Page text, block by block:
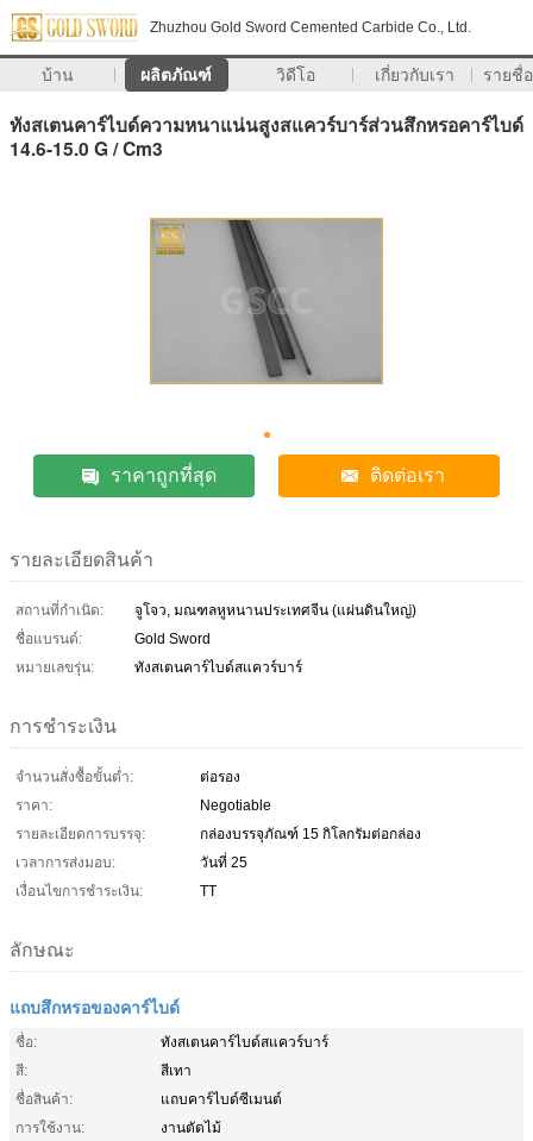
Zhuzhou Gold Sword Cemented Carbide Co., Ltd.
บ้าน ผลิตภัณฑ์ วิดีโอ เกี่ยวกับเรา รายชื่
ทังสเตนคาร์ไบด์ความหนาแน่นสูงสแควร์บาร์ส่วนสึกหรอคาร์ไบด์
14.6-15.0 G / Cm3
ราคาถูกที่สุด ติดต่อเรา
รายละเอียดสินค้า
สถานที่กำเนิด:
จูโจว, มณฑลหูหนานประเทศจีน (แผ่นดินใหญ่)
ชื่อแบรนด์:
Gold Sword
หมายเลขรุ่น:
ทังสเตนคาร์ไบด์สแควร์บาร์
การชำระเงิน
จำนวนสั่งซื้อขั้นต่ำ:
ต่อรอง
ราคา:
Negotiable
รายละเอียดการบรรจุ:
กล่องบรรจุภัณฑ์ 15 กิโลกรัมต่อกล่อง
เวลาการส่งมอบ:
วันที่ 25
เงื่อนไขการชำระเงิน:
TT
ลักษณะ
แถบสึกหรอของคาร์ไบด์
ชื่อ:
ทังสเตนคาร์ไบด์สแควร์บาร์
สี:
สีเทา
ชื่อสินค้า:
แถบคาร์ไบด์ซีเมนต์
การใช้งาน:
งานตัดไม้